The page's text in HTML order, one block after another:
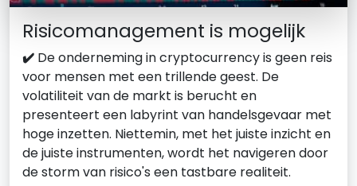
Risicomanagement is mogelijk
✔️ De onderneming in cryptocurrency is geen reis
voor mensen met een trillende geest. De
volatiliteit van de markt is berucht en
presenteert een labyrint van handelsgevaar met
hoge inzetten. Niettemin, met het juiste inzicht en
de juiste instrumenten, wordt het navigeren door
de storm van risico's een tastbare realiteit.